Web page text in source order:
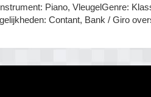
Piano, VleugelGenre:
Contant, Bank / Giro